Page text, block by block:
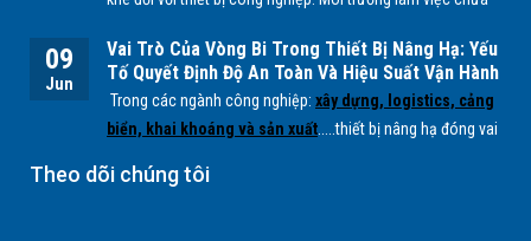
quá trình sản xuấtNPK, lân, đạm
... có thể ảnh hưởng trực
tiếp đến tuổi thọ của các bộ phận cơ khí, đặc biệt làvòng
bi.
09
Jun
Vai Trò Của Vòng Bi Trong Thiết Bị Nâng Hạ: Yếu
Tố Quyết Định Độ An Toàn Và Hiệu Suất Vận Hành
Trong các ngành công nghiệp: xây dựng, logistics, cảng
biển, khai khoáng và sản xuất .....thiết bị nâng hạ đóng vai
tải trọng lớn. Để các hệ thống này hoạt động ổn định, an
Theo dõi chúng tôi